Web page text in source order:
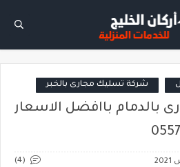
شركة تسليك مجارى بالخبر
بالدمام باافضل الاسعار
(4)